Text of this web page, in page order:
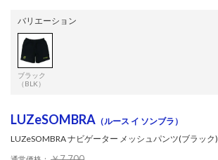
バリエーション
ブラック
（BLK）
LUZeSOMBRA （ルース イ ソンブラ）
LUZeSOMBRA ナビゲーター メッシュパンツ(ブラック)